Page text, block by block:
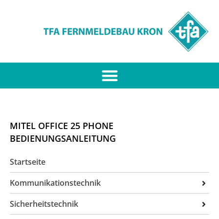
MITEL OFFICE 25 PHONE
BEDIENUNGSANLEITUNG
Startseite
Kommunikationstechnik
ITK-Anlagen
Unified Communication
Sicherheitstechnik